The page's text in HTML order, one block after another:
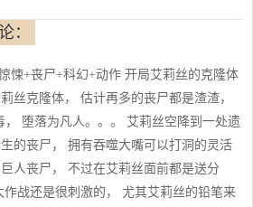
：
悚+丧尸+科幻+动作 开局艾莉丝的克隆体
丝克隆体， 估计再多的丧尸都是渣渣，
堕落为凡人。。。 艾莉丝空降到一处遗
的丧尸， 拥有吞噬大嘴可以打洞的灵活
人丧尸， 不过在艾莉丝面前都是送分
战还是很刺激的， 尤其艾莉丝的铅笔来